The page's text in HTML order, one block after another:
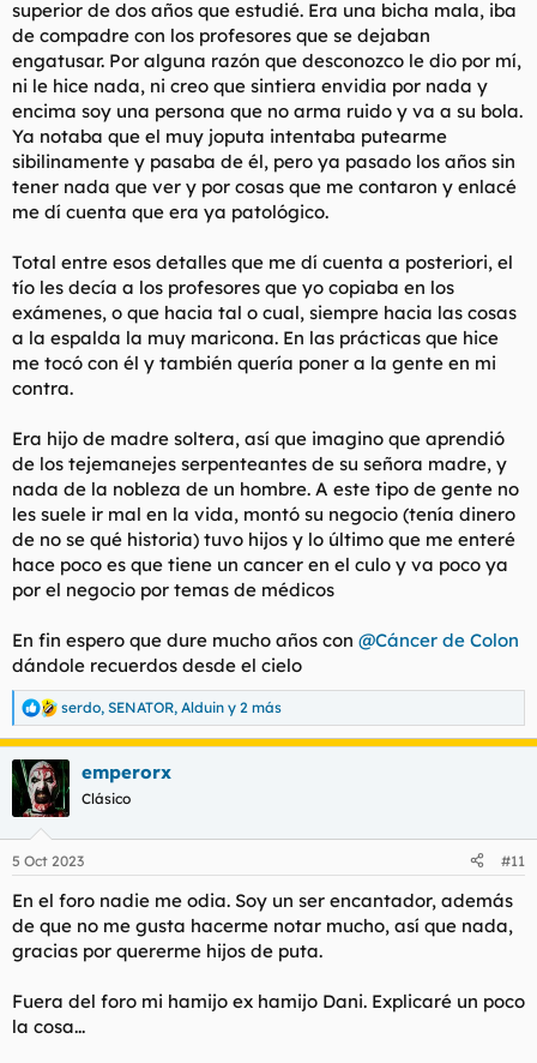
superior de dos años que estudié. Era una bicha mala, iba
de compadre con los profesores que se dejaban
engatusar. Por alguna razón que desconozco le dio por mí,
ni le hice nada, ni creo que sintiera envidia por nada y
encima soy una persona que no arma ruido y va a su bola.
Ya notaba que el muy joputa intentaba putearme
sibilinamente y pasaba de él, pero ya pasado los años sin
tener nada que ver y por cosas que me contaron y enlacé
me dí cuenta que era ya patológico.
Total entre esos detalles que me dí cuenta a posteriori, el
tío les decía a los profesores que yo copiaba en los
exámenes, o que hacia tal o cual, siempre hacia las cosas
a la espalda la muy maricona. En las prácticas que hice
me tocó con él y también quería poner a la gente en mi
contra.
Era hijo de madre soltera, así que imagino que aprendió
de los tejemanejes serpenteantes de su señora madre, y
nada de la nobleza de un hombre. A este tipo de gente no
les suele ir mal en la vida, montó su negocio (tenía dinero
de no se qué historia) tuvo hijos y lo último que me enteré
hace poco es que tiene un cancer en el culo y va poco ya
por el negocio por temas de médicos
En fin espero que dure mucho años con @Cáncer de Colon
dándole recuerdos desde el cielo
R
e
a
c
c
i
e
:
serdo, SENATOR, Alduin y 2 más
emperorx
Clásico
5 Oct 2023 #11
En el foro nadie me odia. Soy un ser encantador, además
de que no me gusta hacerme notar mucho, así que nada,
gracias por quererme hijos de puta.
Fuera del foro mi hamijo ex hamijo Dani. Explicaré un poco
la cosa...